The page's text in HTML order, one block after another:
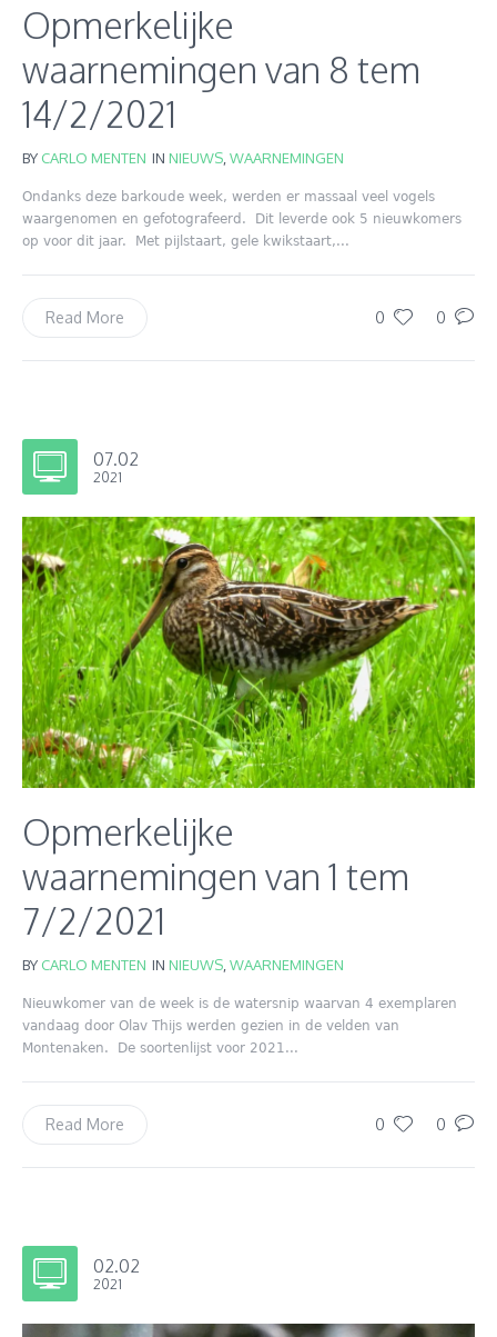
Opmerkelijke
waarnemingen van 8 tem
14/2/2021
BY CARLO MENTEN IN NIEUWS WAARNEMINGEN
Ondanks deze barkoude week, werden er massaal veel vogels
waargenomen en gefotografeerd. Dit leverde ook 5 nieuwkomers
op voor dit jaar. Met pijlstaart, gele kwikstaart,...
0 0
Read More
07.02
2021
Opmerkelijke
waarnemingen van 1 tem
7/2/2021
BY CARLO MENTEN IN NIEUWS WAARNEMINGEN
Nieuwkomer van de week is de watersnip waarvan 4 exemplaren
vandaag door Olav Thijs werden gezien in de velden van
Montenaken. De soortenlijst voor 2021...
0 0
Read More
02.02
2021